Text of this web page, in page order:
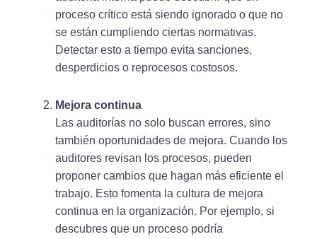
proceso crítico está siendo ignorado o que no
se están cumpliendo ciertas normativas.
Detectar esto a tiempo evita sanciones,
desperdicios o reprocesos costosos.
Mejora continua
Las auditorías no solo buscan errores, sino
también oportunidades de mejora. Cuando los
auditores revisan los procesos, pueden
proponer cambios que hagan más eficiente el
trabajo. Esto fomenta la cultura de mejora
continua en la organización. Por ejemplo, si
descubres que un proceso podría